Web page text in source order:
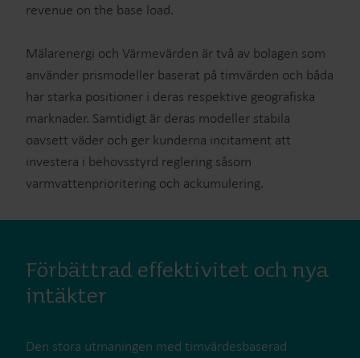
revenue on the base load.
Mälarenergi och Värmevärden är två av bolagen som
använder prismodeller baserat på timvärden och båda
har starka positioner i deras respektive geografiska
marknader. Samtidigt är deras modeller stabila
oavsett väder och ger kunderna incitament att
investera i behovsstyrd reglering såsom
varmvattenprioritering och ackumulering.
Förbättrad effektivitet och nya
intäkter
Den stora utmaningen med timvärdesbaserad